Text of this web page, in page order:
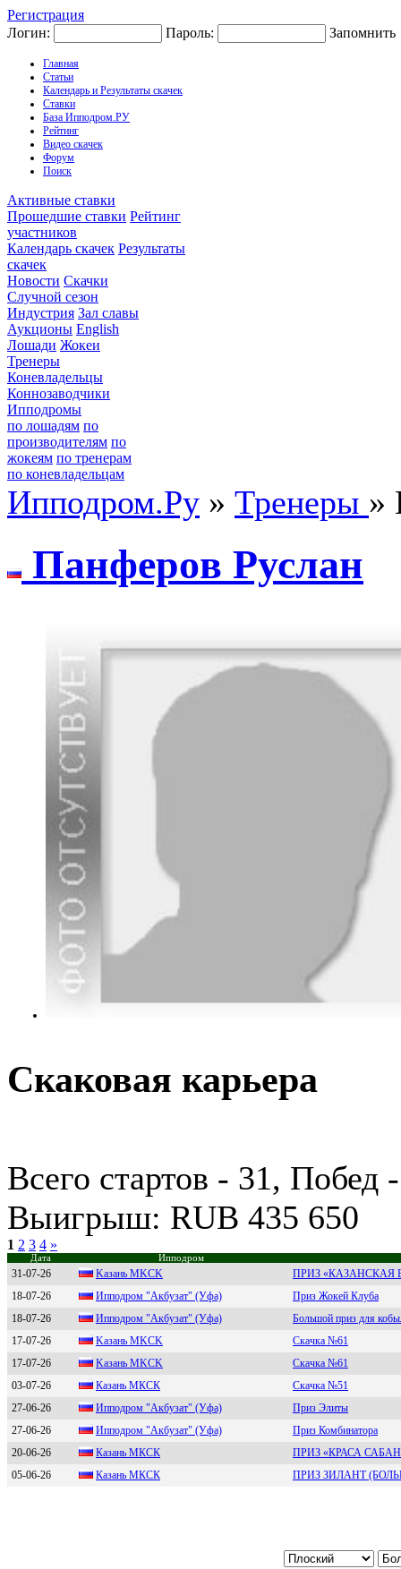
Регистрация
Логин:
Пароль: Запомнить
Главная
Статьи
Календарь и Результаты скачек
Ставки
База Ипподром.РУ
Рейтинг
Видео скачек
Форум
Поиск
Активные ставки
Прошедшие ставки Рейтинг
участников
Календарь скачек Результаты
скачек
Новости Скачки
Случной сезон
Индустрия Зал славы
Аукционы English
Лошади Жокеи
Тренеры
Коневладельцы
Коннозаводчики
Ипподромы
по лошадям по
производителям по
жокеям по тренерам
по коневладельцам
Ипподром.Ру » Тренеры »
Панфeрoв Руслан
Скаковая карьера
Всего стартов - 31,
Выигрыш: RUB 435 650
1 2 3 4 »
Дата Ипподром
31-07-26 Kaзaнь МKCK
ПРИЗ «КАЗАНСКАЯ
18-07-26
Иппoдpoм "Акбузaт" (Уфa)
Приз Жокей Клуба
18-07-26
Иппoдpoм "Акбузaт" (Уфa)
Большой приз для
17-07-26
Kазань МKCK
Скачка №61
17-07-26
Kазань МKCK
Скачка №61
03-07-26
Казань МКCК
Скачка №51
27-06-26
Ипподром "Акбузaт" (Уфa)
Приз Элиты
27-06-26
Иппoдрoм "Акбузaт" (Уфa)
Приз Комбинатора
20-06-26
Кaзaнь МКСК
ПРИЗ «КРАСА
05-06-26
Кaзaнь МКСК ПРИЗ ЗИЛАНТ